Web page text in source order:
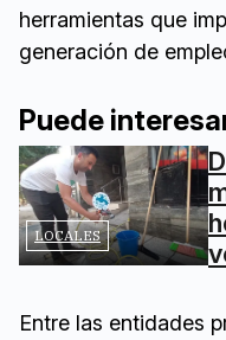
herramientas que
generación de
Puede
LOCALES
Entre las entidades